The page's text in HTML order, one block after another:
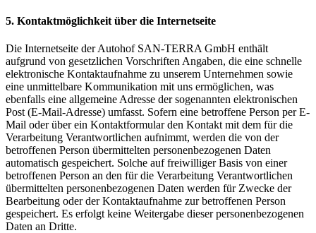
5. Kontaktmöglichkeit über die Internetseite
Die Internetseite der Autohof SAN-TERRA GmbH enthält
aufgrund von gesetzlichen Vorschriften Angaben, die eine schnelle
elektronische Kontaktaufnahme zu unserem Unternehmen sowie
eine unmittelbare Kommunikation mit uns ermöglichen, was
ebenfalls eine allgemeine Adresse der sogenannten elektronischen
Post (E-Mail-Adresse) umfasst. Sofern eine betroffene Person per E-
Mail oder über ein Kontaktformular den Kontakt mit dem für die
Verarbeitung Verantwortlichen aufnimmt, werden die von der
betroffenen Person übermittelten personenbezogenen Daten
automatisch gespeichert. Solche auf freiwilliger Basis von einer
betroffenen Person an den für die Verarbeitung Verantwortlichen
übermittelten personenbezogenen Daten werden für Zwecke der
Bearbeitung oder der Kontaktaufnahme zur betroffenen Person
gespeichert. Es erfolgt keine Weitergabe dieser personenbezogenen
Daten an Dritte.